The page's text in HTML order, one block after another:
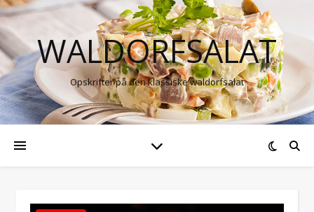
WALDORFSALAT
Opskrifter på den klassiske waldorfsalat